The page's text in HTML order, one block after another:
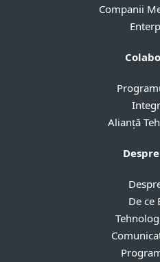
Companii
Alianță
Despre
De ce